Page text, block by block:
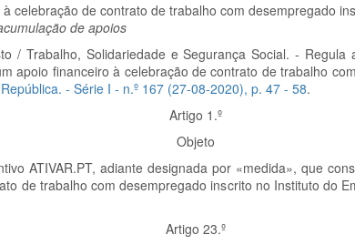
celebração de contrato de trabalho com desempregado
de apoios
/ Trabalho, Solidariedade e Segurança Social. - Regula
apoio financeiro à celebração de contrato de trabalho
- Série I - n.º 167 (27-08-2020), p. 47 - 58.
Artigo 1.º
Objeto
ATIVAR.PT, adiante designada por «medida», que
de trabalho com desempregado inscrito no Instituto do
Artigo 23.º